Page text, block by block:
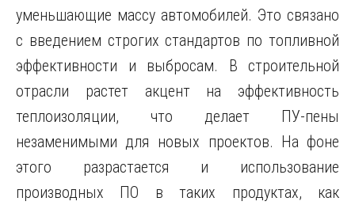
уменьшающие массу автомобилей. Это связано
с введением строгих стандартов по топливной
эффективности и выбросам. В строительной
отрасли растет акцент на эффективность
теплоизоляции, что делает ПУ-пены
незаменимыми для новых проектов. На фоне
этого разрастается и использование
производных ПО в таких продуктах, как